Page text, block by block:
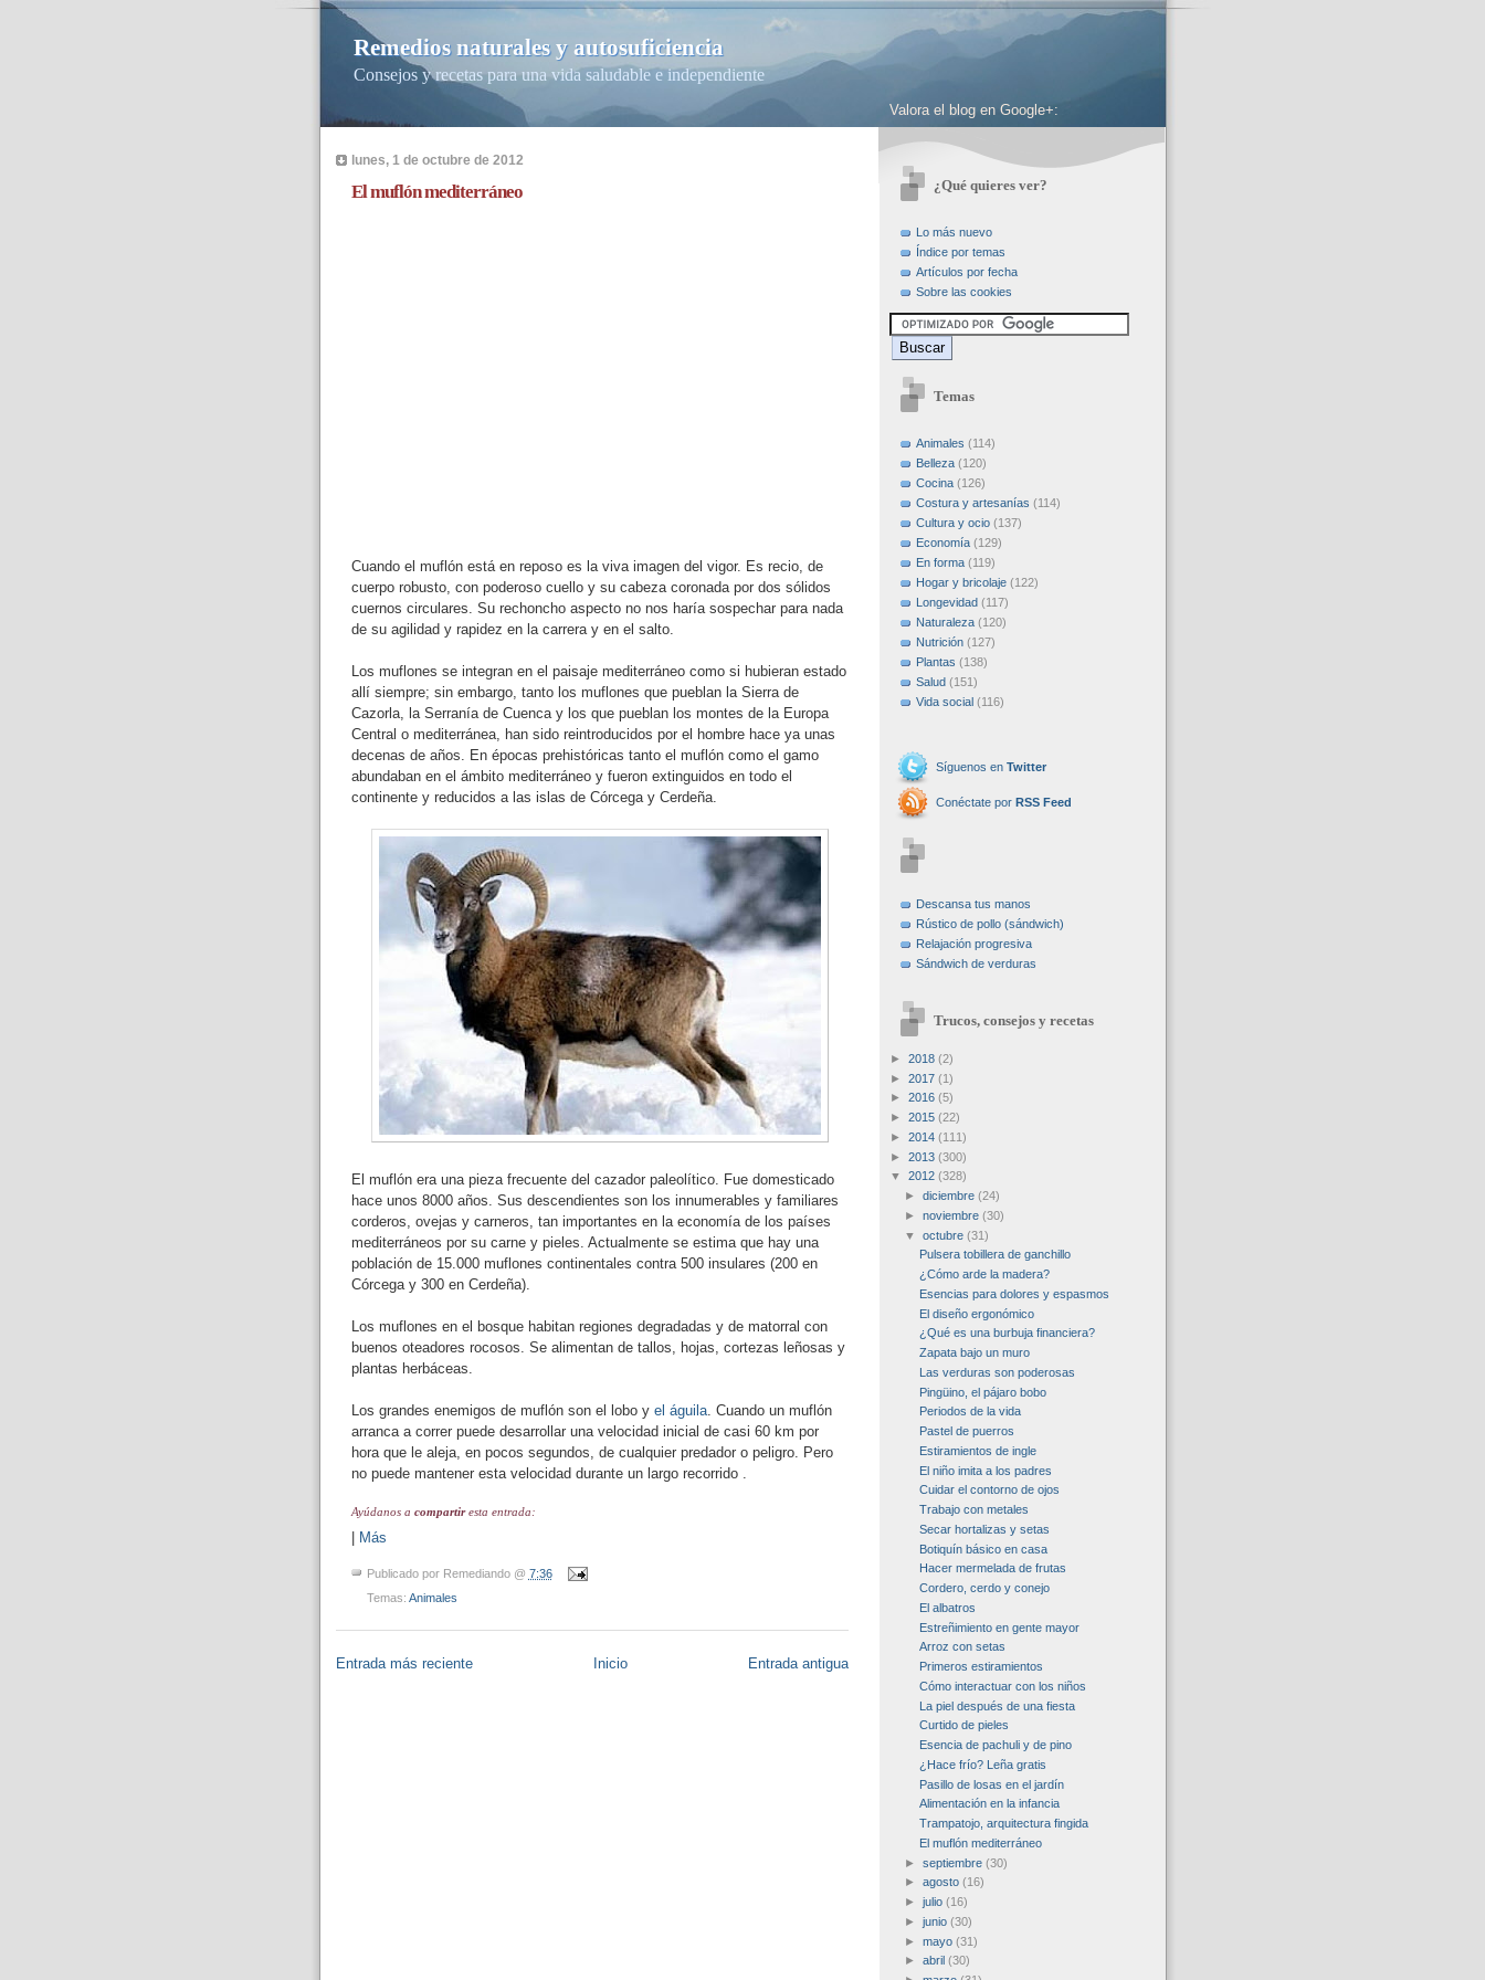
Remedios naturales y autosuficiencia
Consejos y recetas para una vida saludable e independiente
lunes, 1 de octubre de 2012
El muflón mediterráneo
Cuando el muflón está en reposo es la viva imagen del vigor. Es recio, de
cuerpo robusto, con poderoso cuello y su cabeza coronada por dos sólidos
cuernos circulares. Su rechoncho aspecto no nos haría sospechar para nada
de su agilidad y rapidez en la carrera y en el salto.
Los muflones se integran en el paisaje mediterráneo como si hubieran estado
allí siempre; sin embargo, tanto los muflones que pueblan la Sierra de
Cazorla, la Serranía de Cuenca y los que pueblan los montes de la Europa
Central o mediterránea, han sido reintroducidos por el hombre hace ya unas
decenas de años. En épocas prehistóricas tanto el muflón como el gamo
abundaban en el ámbito mediterráneo y fueron extinguidos en todo el
continente y reducidos a las islas de Córcega y Cerdeña.
El muflón era una pieza frecuente del cazador paleolítico. Fue domesticado
hace unos 8000 años. Sus descendientes son los innumerables y familiares
corderos, ovejas y carneros, tan importantes en la economía de los países
mediterráneos por su carne y pieles. Actualmente se estima que hay una
población de 15.000 muflones continentales contra 500 insulares (200 en
Córcega y 300 en Cerdeña).
Los muflones en el bosque habitan regiones degradadas y de matorral con
buenos oteadores rocosos. Se alimentan de tallos, hojas, cortezas leñosas y
plantas herbáceas.
Los grandes enemigos de muflón son el lobo y el águila. Cuando un muflón
arranca a correr puede desarrollar una velocidad inicial de casi 60 km por
hora que le aleja, en pocos segundos, de cualquier predador o peligro. Pero
no puede mantener esta velocidad durante un largo recorrido .
Ayúdanos a compartiresta entrada:
| Más
Publicado por Remediando @ 7:36
Temas: Animales
Entrada más reciente Entrada antigua
Inicio
¿Qué quieres ver?
Lo más nuevo
Índice por temas
Artículos por fecha
Sobre las cookies
Temas
Animales (114)
Belleza (120)
Cocina (126)
Costura y artesanías (114)
Cultura y ocio (137)
Economía (129)
En forma (119)
Hogar y bricolaje (122)
Longevidad (117)
Naturaleza (120)
Nutrición (127)
Plantas (138)
Salud (151)
Vida social (116)
Valora el blog en Google+:
Síguenos en Twitter
Conéctate por RSS Feed
Descansa tus manos
Rústico de pollo (sándwich)
Relajación progresiva
Sándwich de verduras
Trucos, consejos y recetas
► 2018 (2)
► 2017 (1)
► 2016 (5)
► 2015 (22)
► 2014 (111)
► 2013 (300)
▼ 2012 (328)
► diciembre (24)
► noviembre (30)
▼ octubre (31)
Pulsera tobillera de ganchillo
¿Cómo arde la madera?
Esencias para dolores y espasmos
El diseño ergonómico
¿Qué es una burbuja financiera?
Zapata bajo un muro
Las verduras son poderosas
Pingüino, el pájaro bobo
Periodos de la vida
Pastel de puerros
Estiramientos de ingle
El niño imita a los padres
Cuidar el contorno de ojos
Trabajo con metales
Secar hortalizas y setas
Botiquín básico en casa
Hacer mermelada de frutas
Cordero, cerdo y conejo
El albatros
Estreñimiento en gente mayor
Arroz con setas
Primeros estiramientos
Cómo interactuar con los niños
La piel después de una fiesta
Curtido de pieles
Esencia de pachuli y de pino
¿Hace frío? Leña gratis
Pasillo de losas en el jardín
Alimentación en la infancia
Trampatojo, arquitectura fingida
El muflón mediterráneo
► septiembre (30)
► agosto (16)
► julio (16)
► junio (30)
► mayo (31)
► abril (30)